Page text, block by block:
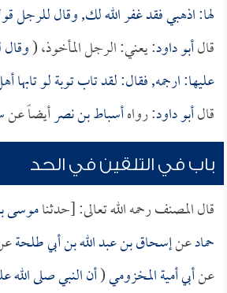
لها: اذهبي فقد غفر الله لك, وقال للرجل
قالأبو داود: يعني: الرجل المأخوذ، (
عليها: ارجمه, فقال: لقد تاب توبة لو تابها
قالأبو داود: رواهأسباط بن نصرأيضاً عن
باب في التلقين في الحد
قال المصنف رحمه الله تعالى: [حدثناموسى
حمادعنإسحاق بن عبد الله بن أبي طلحة
عنأبي أمية المخزومي(أن النبي صلى